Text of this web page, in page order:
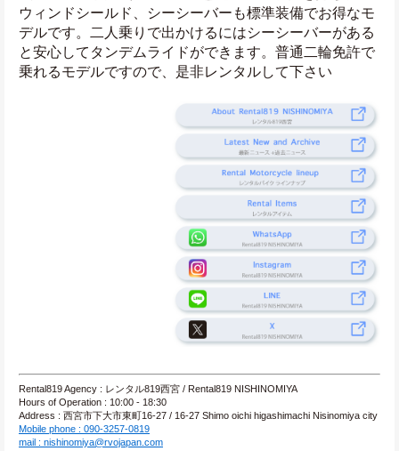
ウィンドシールド、シーシーバーも標準装備でお得なモ
デルです。二人乗りで出かけるにはシーシーバーがある
と安心してタンデムライドができます。普通二輪免許で
乗れるモデルですので、是非レンタルして下さい
Rental819 Agency : レンタル819西宮 / Rental819 NISHINOMIYA
Hours of Operation : 10:00 - 18:30
Address : 西宮市下大市東町16-27 / 16-27 Shimo oichi higashimachi Nisinomiya city
Mobile phone : 090-3257-0819
mail : nishinomiya@rvojapan.com